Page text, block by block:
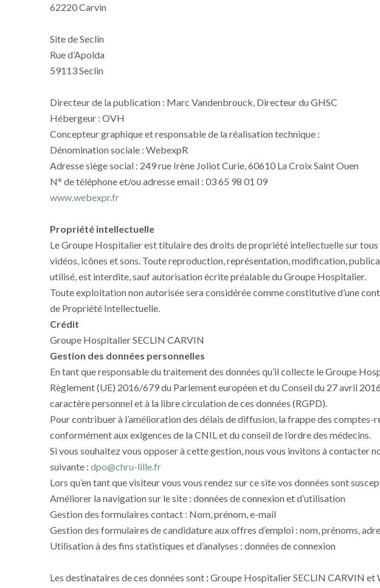
62220 Carvin
Site de Seclin
Rue d’Apolda
59113 Seclin
Directeur de la publication : Marc Vandenbrouck, Directeur du GHSC
Hébergeur : OVH
Concepteur graphique et responsable de la réalisation technique :
Dénomination sociale : WebexpR
Adresse siège social : 249 rue Irène Joliot Curie, 60610 La Croix Saint Ouen
N° de téléphone et/ou adresse email : 03 65 98 01 09
www.webexpr.fr
Propriété intellectuelle
Le Groupe Hospitalier est titulaire des droits de propriété intellectuelle sur
vidéos, icônes et sons. Toute reproduction, représentation, modification,
utilisé, est interdite, sauf autorisation écrite préalable du Groupe Hospitalier.
Toute exploitation non autorisée sera considérée comme constitutive d’une
de Propriété Intellectuelle.
Crédit
Groupe Hospitalier SECLIN CARVIN
Gestion des données personnelles
En tant que responsable du traitement des données qu’il collecte le Groupe
Règlement (UE) 2016/679 du Parlement européen et du Conseil du 27 avril
caractère personnel et à la libre circulation de ces données (RGPD).
Pour contribuer à l’amélioration des délais de diffusion, la frappe des
conformément aux exigences de la CNIL et du conseil de l’ordre des médecins.
Si vous souhaitez vous opposer à cette gestion, nous vous invitons à contacter
suivante : dpo@chru-lille.fr
Lors qu’en tant que visiteur vous vous rendez sur ce site vos données sont
Améliorer la navigation sur le site : données de connexion et d’utilisation
Gestion des formulaires contact : Nom, prénom, e-mail
Gestion des formulaires de candidature aux offres d’emploi : nom, prénoms,
Utilisation à des fins statistiques et d’analyses : données de connexion
Les destinataires de ces données sont :Groupe Hospitalier SECLIN CARVIN et